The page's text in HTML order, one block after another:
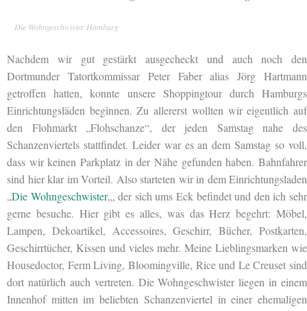
Die Wohngeschwister Hamburg
Nachdem wir gut gestärkt ausgecheckt und auch noch den
Dortmunder Tatortkommissar Peter Faber alias Jörg Hartmann
getroffen hatten, konnte unsere Shoppingtour durch Hamburgs
Einrichtungsläden beginnen. Zu allererst wollten wir eigentlich auf
den Flohmarkt „Flohschanze“, der jeden Samstag nahe des
Schanzenviertels stattfindet. Leider war es an dem Samstag so voll,
dass wir keinen Parkplatz in der Nähe gefunden haben. Bahnfahrer
sind hier klar im Vorteil. Also starteten wir in dem Einrichtungsladen
„Die Wohngeschwister„, der sich ums Eck befindet und den ich sehr
gerne besuche. Hier gibt es alles, was das Herz begehrt: Möbel,
Lampen, Dekoartikel, Accessoires, Geschirr, Bücher, Postkarten,
Geschirrtücher, Kissen und vieles mehr. Meine Lieblingsmarken wie
Housedoctor, Ferm Living, Bloomingville, Rice und Le Creuset sind
dort natürlich auch vertreten. Die Wohngeschwister liegen in einem
Innenhof mitten im beliebten Schanzenviertel in einer ehemaligen